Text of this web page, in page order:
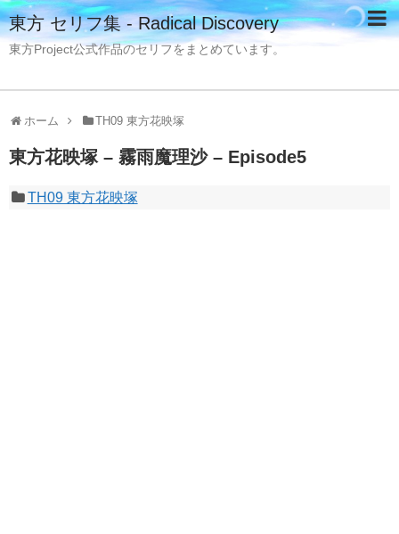
東方 セリフ集 - Radical Discovery
東方Project公式作品のセリフをまとめています。
ホーム TH09 東方花映塚
東方花映塚 – 霧雨魔理沙 – Episode5
TH09 東方花映塚